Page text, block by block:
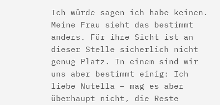
Ich würde sagen ich habe keinen.
Meine Frau sieht das bestimmt
anders. Für ihre Sicht ist an
dieser Stelle sicherlich nicht
genug Platz. In einem sind wir
uns aber bestimmt einig: Ich
liebe Nutella – mag es aber
überhaupt nicht, die Reste